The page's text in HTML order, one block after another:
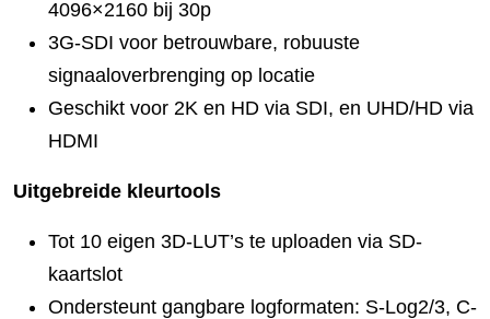
4096×2160 bij 30p
3G-SDI voor betrouwbare, robuuste
signaaloverbrenging op locatie
Geschikt voor 2K en HD via SDI, en UHD/HD via
HDMI
Uitgebreide kleurtools
Tot 10 eigen 3D-LUT’s te uploaden via SD-
kaartslot
Ondersteunt gangbare logformaten: S-Log2/3, C-